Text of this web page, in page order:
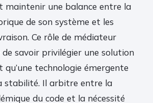
maintenir une balance entre la
de son système et les
Ce rôle de médiateur
de savoir privilégier une solution
technologie émergente
stabilité. Il arbitre entre la
du code et la nécessité